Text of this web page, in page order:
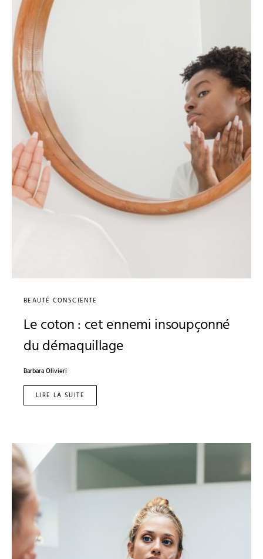
BEAUTÉ CONSCIENTE
Le coton : cet ennemi insoupçonné
du démaquillage
Barbara Olivieri
LIRE LA SUITE